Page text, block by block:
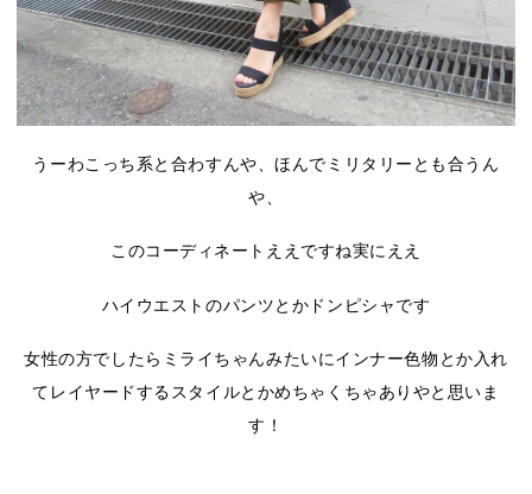
うーわこっち系と合わすんや、ほんでミリタリーとも合うん
や、
このコーディネートええですね実にええ
ハイウエストのパンツとかドンピシャです
女性の方でしたらミライちゃんみたいにインナー色物とか入れ
てレイヤードするスタイルとかめちゃくちゃありやと思いま
す！